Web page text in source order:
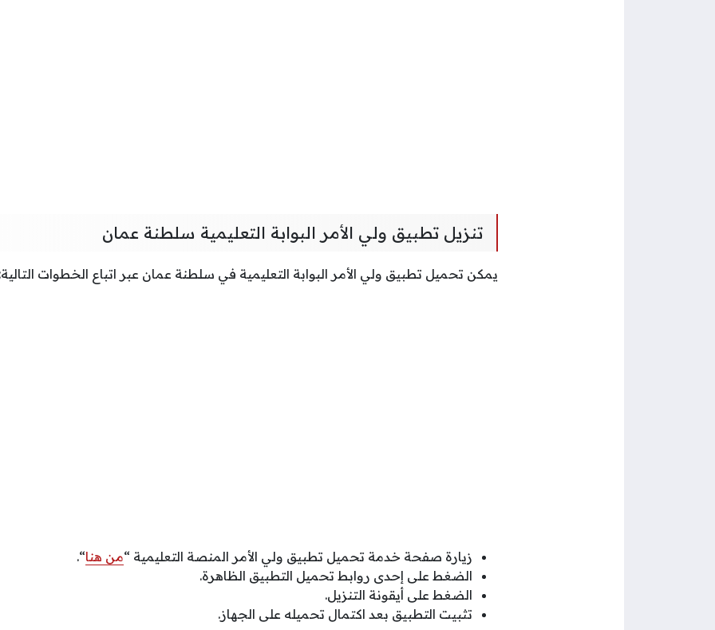
تنزيل تطبيق ولي الأمر البوابة التعليمية سلطنة عمان
يمكن تحميل تطبيق ولي الأمر البوابة التعليمية في سلطنة عمان عبر اتباع الخطوات
زيارة صفحة خدمة تحميل تطبيق ولي الأمر المنصة التعليمية “من هنا“.
الضغط على إحدى روابط تحميل التطبيق الظاهرة.
الضغط على أيقونة التنزيل.
تثبيت التطبيق بعد اكتمال تحميله على الجهاز.